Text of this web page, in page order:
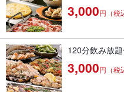
3,000円（税
120分飲み放
3,000円（税